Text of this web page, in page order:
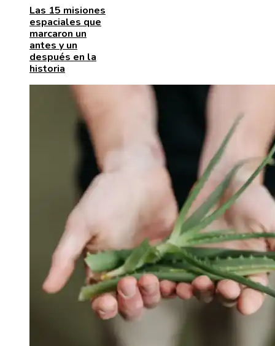
Las 15 misiones
espaciales que
marcaron un
antes y un
después en la
historia